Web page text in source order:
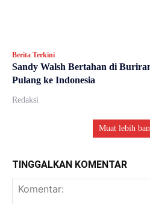
Berita Terkini
Sandy Walsh Bertahan di
Pulang ke Indonesia
Redaksi
Muat lebih
TINGGALKAN KOMENTAR